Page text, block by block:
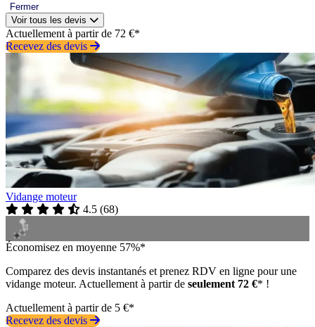
Fermer
Voir tous les devis
Actuellement à partir de 72 €*
Recevez des devis
Vidange moteur
4.5 (68)
Économisez en moyenne 57%*
Comparez des devis instantanés et prenez RDV en ligne pour une
vidange moteur. Actuellement à partir de seulement 72 €* !
Actuellement à partir de 5 €*
Recevez des devis